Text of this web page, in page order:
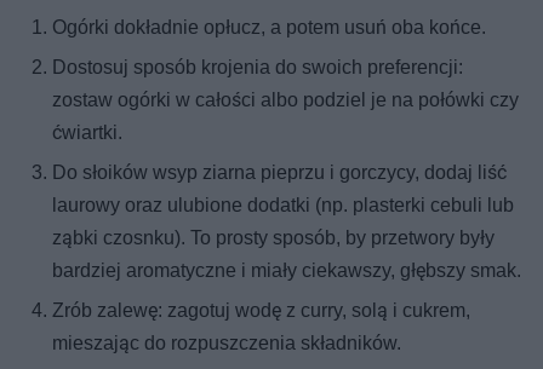
Ogórki dokładnie opłucz, a potem usuń oba końce.
Dostosuj sposób krojenia do swoich preferencji:
zostaw ogórki w całości albo podziel je na połówki czy
ćwiartki.
Do słoików wsyp ziarna pieprzu i gorczycy, dodaj liść
laurowy oraz ulubione dodatki (np. plasterki cebuli lub
ząbki czosnku). To prosty sposób, by przetwory były
bardziej aromatyczne i miały ciekawszy, głębszy smak.
Zrób zalewę: zagotuj wodę z curry, solą i cukrem,
mieszając do rozpuszczenia składników.